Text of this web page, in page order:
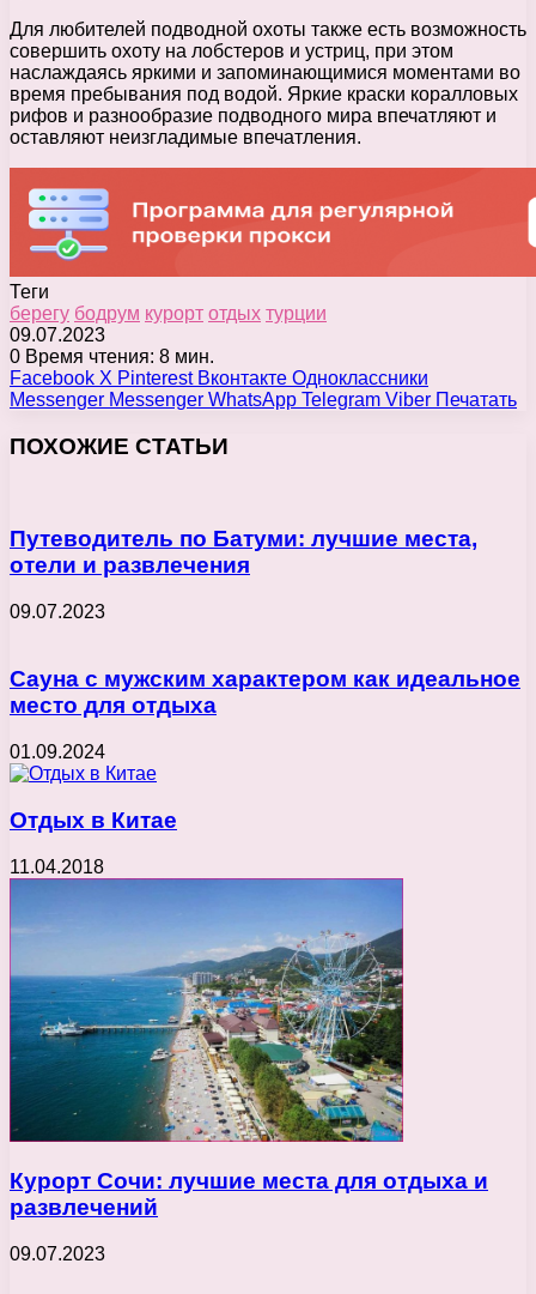
Для любителей подводной охоты также есть возможность
совершить охоту на лобстеров и устриц, при этом
наслаждаясь яркими и запоминающимися моментами во
время пребывания под водой. Яркие краски коралловых
рифов и разнообразие подводного мира впечатляют и
оставляют неизгладимые впечатления.
Теги
берегу бодрум курорт отдых турции
09.07.2023
0 Время чтения: 8 мин.
Facebook X Pinterest Вконтакте Одноклассники
Messenger Messenger WhatsApp Telegram Viber Печатать
ПОХОЖИЕ СТАТЬИ
Путеводитель по Батуми: лучшие места,
отели и развлечения
09.07.2023
Сауна с мужским характером как идеальное
место для отдыха
01.09.2024
Отдых в Китае
11.04.2018
Курорт Сочи: лучшие места для отдыха и
развлечений
09.07.2023